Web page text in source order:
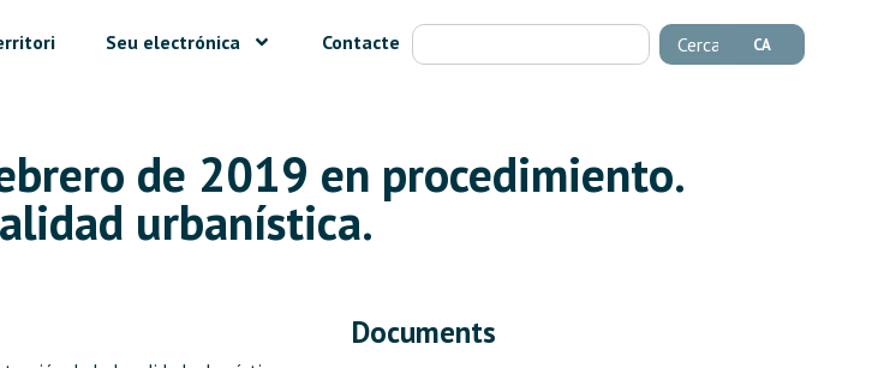
Seu electrónica Contacte Cerca CA
de 2019 en procedimiento.
urbanística.
Documents